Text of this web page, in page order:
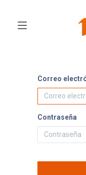
Correo
Contraseña